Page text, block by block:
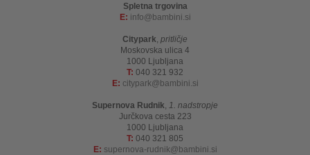
Spletna trgovina
E: info bambini.si
Citypark, pritličje
Moskovska ulica 4
1000 Ljubljana
T: 040 321 932
E: citypark bambini.si
Supernova Rudnik, 1. nadstropje
Jurčkova cesta 223
1000 Ljubljana
T: 040 321 805
E: supernova-rudnik bambini.si